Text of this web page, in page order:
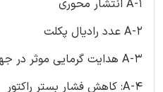
A-1 انتشار محوری
A-2 عدد رادیال پکلت
A-3 هدایت گرمایی موثر در جهت شعاعی
A-4: کاهش فشار بستر راکتور